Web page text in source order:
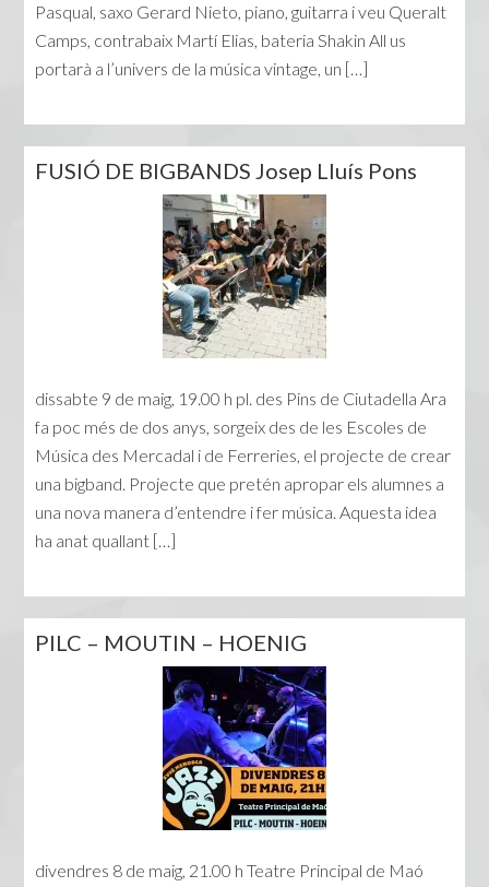
Pasqual, saxo Gerard Nieto, piano, guitarra i veu Queralt
Camps, contrabaix Martí Elias, bateria Shakin All us
portarà a l’univers de la música vintage, un […]
FUSIÓ DE BIGBANDS Josep Lluís Pons
dissabte 9 de maig, 19.00 h pl. des Pins de Ciutadella Ara
fa poc més de dos anys, sorgeix des de les Escoles de
Música des Mercadal i de Ferreries, el projecte de crear
una bigband. Projecte que pretén apropar els alumnes a
una nova manera d’entendre i fer música. Aquesta idea
ha anat quallant […]
PILC – MOUTIN – HOENIG
divendres 8 de maig, 21.00 h Teatre Principal de Maó